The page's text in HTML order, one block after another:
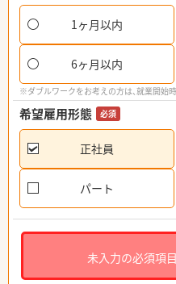
1ヶ月以内
6ヶ月以内
※ダブルワークをお考えの方は、就業開始
希望雇用形態 必須
正社員
パート
未入力の必須項